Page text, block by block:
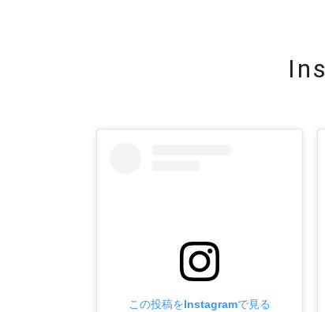
この投稿をInstagramで見る